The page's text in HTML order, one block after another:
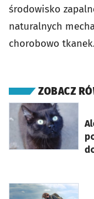
środowisko
naturalnych
chorobowo tkanek.
ZOBACZ
otworzy się w
otworzy się w